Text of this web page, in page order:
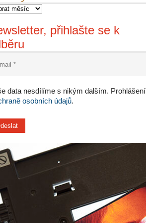
přihlašte se k
data nesdílíme s nikým dalším. Prohlášení
osobních údajů.